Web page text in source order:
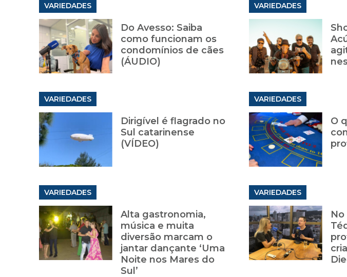
VARIEDADES
Do Avesso: Saiba
como funcionam os
condomínios de cães
(ÁUDIO)
VARIEDADES
VARIEDADES
Dirigível é flagrado no
Sul catarinense
(VÍDEO)
VARIEDADES
O
VARIEDADES
Alta gastronomia,
música e muita
diversão marcam o
jantar dançante ‘Uma
Noite nos Mares do
Sul’
VARIEDADES